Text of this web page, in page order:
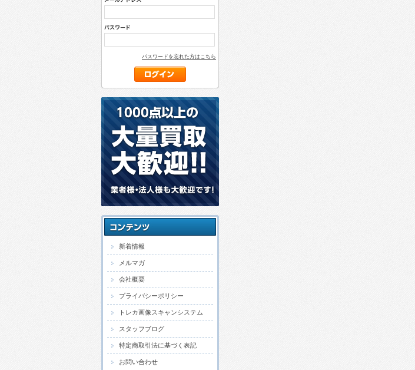
パスワードを忘れた方はこちら
新着情報
メルマガ
会社概要
プライバシーポリシー
トレカ画像スキャンシステム
スタッフブログ
特定商取引法に基づく表記
お問い合わせ